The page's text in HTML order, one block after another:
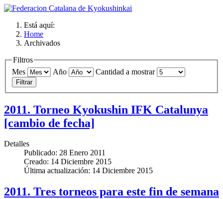
Está aquí:
Home
Archivados
Filtros
Mes
Año Cantidad a mostrar
Filtrar
2011. Torneo Kyokushin IFK Catalunya
[cambio de fecha]
Detalles
Publicado: 28 Enero 2011
Creado: 14 Diciembre 2015
Última actualización: 14 Diciembre 2015
2011. Tres torneos para este fin de semana